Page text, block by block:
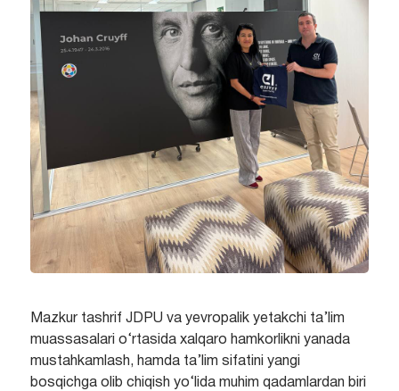
Mazkur tashrif JDPU va yevropalik yetakchi ta’lim
muassasalari o‘rtasida xalqaro hamkorlikni yanada
mustahkamlash, hamda ta’lim sifatini yangi
bosqichga olib chiqish yo‘lida muhim qadamlardan biri